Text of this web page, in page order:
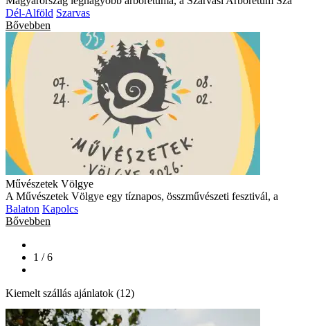
Dél-Alföld Szarvas
Bővebben
Művészetek Völgye
A Művészetek Völgye egy tíznapos, összművészeti fesztivál, a
Balaton Kapolcs
Bővebben
1 / 6
Kiemelt szállás ajánlatok (12)